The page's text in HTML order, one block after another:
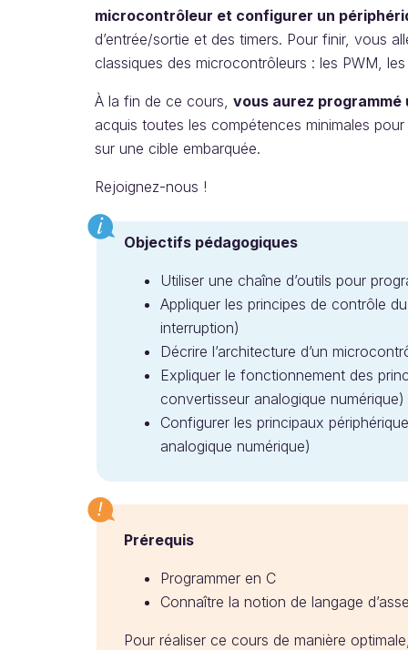
microcontrôleur et configurer un
d’entrée/sortie et des timers. Pour finir, vous
classiques des microcontrôleurs : les PWM,
À la fin de ce cours, vous aurez programmé
acquis toutes les compétences minimales
sur une cible embarquée.
Rejoignez-nous !
Objectifs pédagogiques
Utiliser une chaîne d’outils pour
Appliquer les principes de contrôle
interruption)
Décrire l’architecture d’un
Expliquer le fonctionnement des
convertisseur analogique numérique)
Configurer les principaux
analogique numérique)
Prérequis
Programmer en C
Connaître la notion de langage
Pour réaliser ce cours de manière